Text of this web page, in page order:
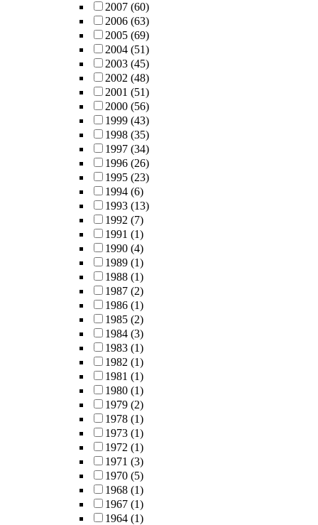
2007 (60)
2006 (63)
2005 (69)
2004 (51)
2003 (45)
2002 (48)
2001 (51)
2000 (56)
1999 (43)
1998 (35)
1997 (34)
1996 (26)
1995 (23)
1994 (6)
1993 (13)
1992 (7)
1991 (1)
1990 (4)
1989 (1)
1988 (1)
1987 (2)
1986 (1)
1985 (2)
1984 (3)
1983 (1)
1982 (1)
1981 (1)
1980 (1)
1979 (2)
1978 (1)
1973 (1)
1972 (1)
1971 (3)
1970 (5)
1968 (1)
1967 (1)
1964 (1)